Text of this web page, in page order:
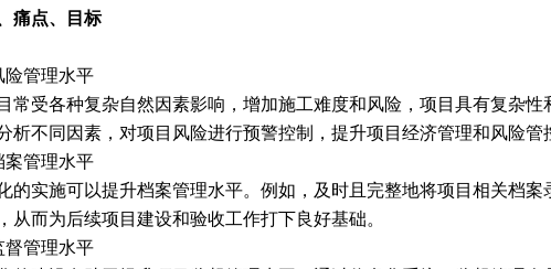
痛点、目标
管理水平
常受各种复杂自然因素影响，增加施工难度和风险，项目具有复杂
析不同因素，对项目风险进行预警控制，提升项目经济管理和风险管
管理水平
的实施可以提升档案管理水平。例如，及时且完整地将项目相关档
从而为后续项目建设和验收工作打下良好基础。
管理水平